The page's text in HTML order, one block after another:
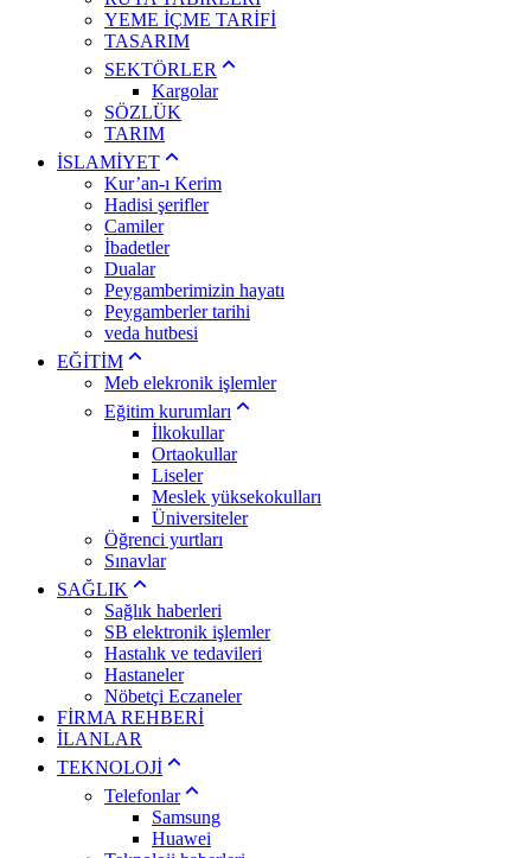
YEME İÇME TARİFİ
TASARIM
SEKTÖRLER
Kargolar
SÖZLÜK
TARIM
İSLAMİYET
Kur’an-ı Kerim
Hadisi şerifler
Camiler
İbadetler
Dualar
Peygamberimizin hayatı
Peygamberler tarihi
veda hutbesi
EĞİTİM
Meb elekronik işlemler
Eğitim kurumları
İlkokullar
Ortaokullar
Liseler
Meslek yüksekokulları
Üniversiteler
Öğrenci yurtları
Sınavlar
SAĞLIK
Sağlık haberleri
SB elektronik işlemler
Hastalık ve tedavileri
Hastaneler
Nöbetçi Eczaneler
FİRMA REHBERİ
İLANLAR
TEKNOLOJİ
Telefonlar
Samsung
Huawei